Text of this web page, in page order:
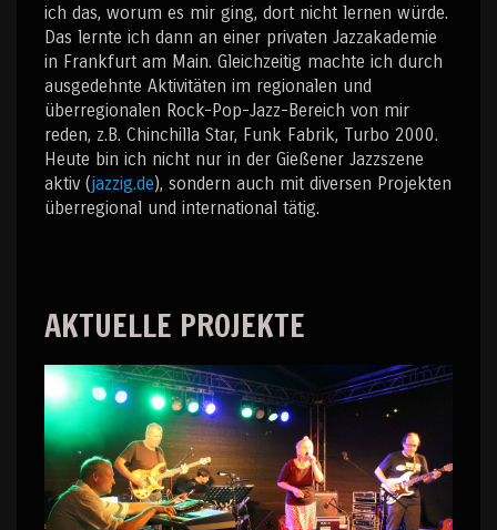
ich das, worum es mir ging, dort nicht lernen würde.
Das lernte ich dann an einer privaten Jazzakademie
in Frankfurt am Main. Gleichzeitig machte ich durch
ausgedehnte Aktivitäten im regionalen und
überregionalen Rock-Pop-Jazz-Bereich von mir
reden, z.B. Chinchilla Star, Funk Fabrik, Turbo 2000.
Heute bin ich nicht nur in der Gießener Jazzszene
aktiv (jazzig.de), sondern auch mit diversen Projekten
überregional und international tätig.
AKTUELLE PROJEKTE